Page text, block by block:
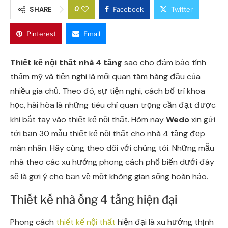
SHARE 0 Facebook Twitter
Pinterest Email
Thiết kế nội thất nhà 4 tầng sao cho đảm bảo tính
thẩm mỹ và tiện nghi là mối quan tâm hàng đầu của
nhiều gia chủ. Theo đó, sự tiện nghi, cách bố trí khoa
học, hài hòa là những tiêu chí quan trọng cần đạt được
khi bắt tay vào thiết kế nội thất. Hôm nayWedoxin gửi
tới bạn 30 mẫu thiết kế nội thất cho nhà 4 tầng đẹp
mãn nhãn. Hãy cùng theo dõi với chúng tôi. Những mẫu
nhà theo các xu hướng phong cách phổ biến dưới đây
sẽ là gợi ý cho bạn về một không gian sống hoàn hảo.
Thiết kế nhà ống 4 tầng hiện đại
Phong cách thiết kế nội thất hiện đại là xu hướng thịnh